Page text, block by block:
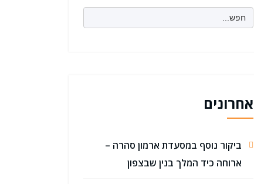
Search
for:
אחרונים
ביקור נוסף במסעדת ארמון סהרה –
ארוחה כיד המלך בנין שבצפון